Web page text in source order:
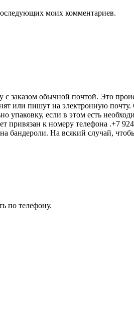
моих комментариев.
заказом обычной почтой. Это
или пишут на электронную почту.
упаковку, если в этом есть
привязан к номеру телефона .+7
бандероли. На всякий случай,
по телефону.